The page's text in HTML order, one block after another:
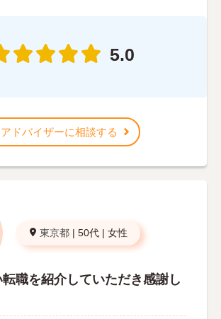
5.0
アドバイザーに相談する
東京都 | 50代 | 女性
職を紹介していただき感謝し